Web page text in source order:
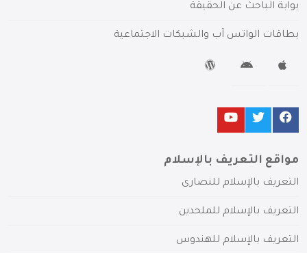
بوابة الباحث عن الحقيقة
بطاقات الواتس آب والشبكات الاجتماعية
مواقع التعريف بالإسلام
التعريف بالإسلام للنصارى
التعريف بالإسلام للملحدين
التعريف بالإسلام للهندوس